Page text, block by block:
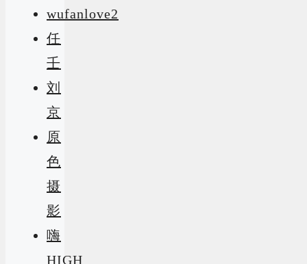
wufanlove2
任
壬
刘
京
原
色
摄
影
嗨
HIGH